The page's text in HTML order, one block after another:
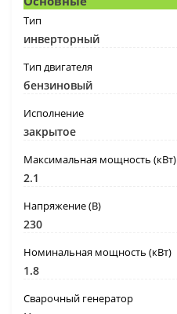
Тип
инверторный
Тип двигателя
бензиновый
Исполнение
закрытое
Максимальная мощность (кВт)
2.1
Напряжение (В)
230
Номинальная мощность (кВт)
1.8
Сварочный генератор